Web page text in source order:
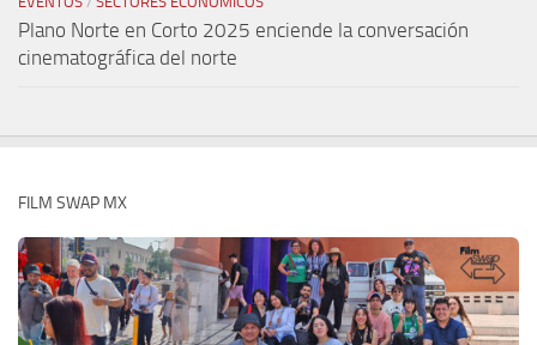
Plano Norte en Corto 2025 enciende la conversación
cinematográfica del norte
FILM SWAP MX